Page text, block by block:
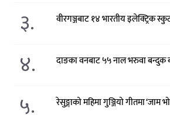
३. वीरगञ्जबाट १४ भारतीय इलेक्ट्रिक
४. दाङका वनबाट ५५ नाल भरुवा बन्दुक
५. रेसुङ्गाको महिमा गुञ्जियो गीतमा ‘जाम